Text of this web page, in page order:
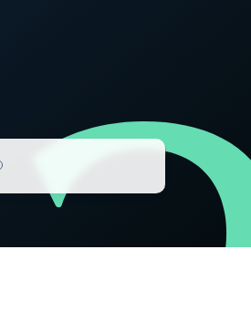
Help